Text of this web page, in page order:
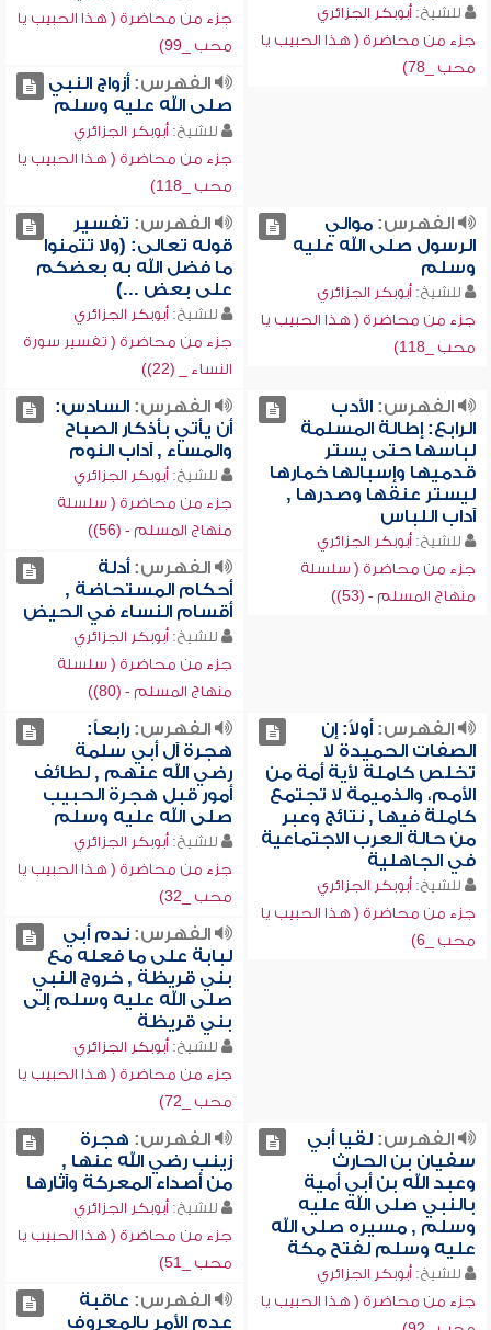
للشيخ: أبوبكر الجزائري
جزء من محاضرة ( هذا الحبيب يا
محب _78)
جزء من محاضرة ( هذا الحبيب يا
محب _99)
الفهرس:أزواج النبي
صلى الله عليه وسلم
للشيخ: أبوبكر الجزائري
جزء من محاضرة ( هذا الحبيب يا
محب _118)
الفهرس:موالي
الرسول صلى الله عليه
وسلم
للشيخ: أبوبكر الجزائري
جزء من محاضرة ( هذا الحبيب يا
محب _118)
الفهرس: تفسير
قوله تعالى: (ولا تتمنوا
ما فضل الله به بعضكم
على بعض ...)
للشيخ: أبوبكر الجزائري
جزء من محاضرة ( تفسير سورة
النساء _ (22))
الفهرس:الأدب
الرابع: إطالة المسلمة
لباسها حتى يستر
قدميها وإسبالها خمارها
ليستر عنقها وصدرها ,
آداب اللباس
للشيخ: أبوبكر الجزائري
جزء من محاضرة ( سلسلة
منهاج المسلم - (53))
الفهرس:السادس:
أن يأتي بأذكار الصباح
والمساء , آداب النوم
للشيخ: أبوبكر الجزائري
جزء من محاضرة ( سلسلة
منهاج المسلم - (56))
الفهرس:أدلة
أحكام المستحاضة ,
أقسام النساء في الحيض
للشيخ: أبوبكر الجزائري
جزء من محاضرة ( سلسلة
منهاج المسلم - (80))
الفهرس:أولاً: إن
الصفات الحميدة لا
تخلص كاملة لأية أمة من
الأمم، والذميمة لا تجتمع
كاملة فيها , نتائج وعبر
من حالة العرب الاجتماعية
في الجاهلية
للشيخ: أبوبكر الجزائري
جزء من محاضرة ( هذا الحبيب يا
محب _6)
الفهرس:رابعاً:
هجرة آل أبي سلمة
رضي الله عنهم , لطائف
أمور قبل هجرة الحبيب
صلى الله عليه وسلم
للشيخ: أبوبكر الجزائري
جزء من محاضرة ( هذا الحبيب يا
محب _32)
الفهرس:ندم أبي
لبابة على ما فعله مع
بني قريظة , خروج النبي
صلى الله عليه وسلم إلى
بني قريظة
للشيخ: أبوبكر الجزائري
جزء من محاضرة ( هذا الحبيب يا
محب _72)
الفهرس:لقيا أبي
سفيان بن الحارث
وعبد الله بن أبي أمية
بالنبي صلى الله عليه
وسلم , مسيره صلى الله
عليه وسلم لفتح مكة
للشيخ: أبوبكر الجزائري
جزء من محاضرة ( هذا الحبيب يا
الفهرس: هجرة
زينب رضي الله عنها ,
من أصداء المعركة وآثارها
للشيخ: أبوبكر الجزائري
جزء من محاضرة ( هذا الحبيب يا
محب _51)
الفهرس: عاقبة
عدم الأمر بالمعروف